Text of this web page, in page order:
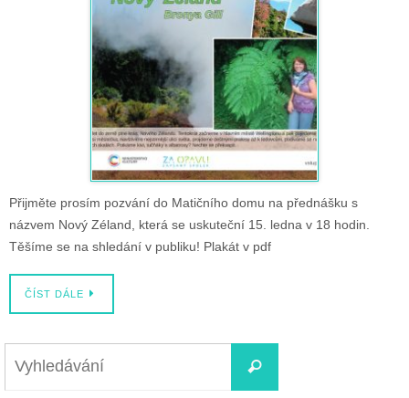
Přijměte prosím pozvání do Matičního domu na přednášku s
názvem Nový Zéland, která se uskuteční 15. ledna v 18 hodin.
Těšíme se na shledání v publiku! Plakát v pdf
ČÍST DÁLE